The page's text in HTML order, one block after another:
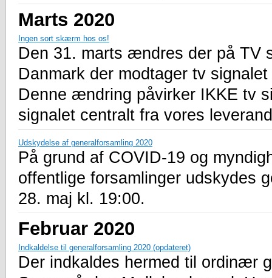
Marts 2020
Ingen sort skærm hos os!
Den 31. marts ændres der på TV
Danmark der modtager tv
Denne ændring påvirker IKKE tv
signalet centralt fra vores
Udskydelse af generalforsamling 2020
På grund af COVID-19 og
offentlige forsamlinger udskydes
28. maj kl. 19:00.
Februar 2020
Indkaldelse til generalforsamling 2020 (opdateret)
Der indkaldes hermed til ordinær